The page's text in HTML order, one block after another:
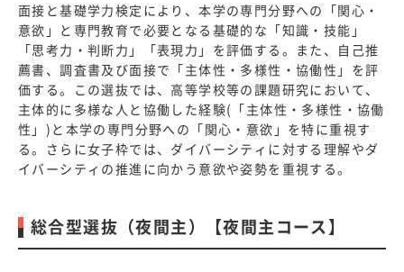
面接と基礎学力検定により、本学の専門分野への「関心・
意欲」と専門教育で必要となる基礎的な「知識・技能」
「思考力・判断力」「表現力」を評価する。また、自己推
薦書、調査書及び面接で「主体性・多様性・協働性」を評
価する。この選抜では、高等学校等の課題研究において、
主体的に多様な人と協働した経験(「主体性・多様性・協働
性」)と本学の専門分野への「関心・意欲」を特に重視す
る。さらに女子枠では、ダイバーシティに対する理解やダ
イバーシティの推進に向かう意欲や姿勢を重視する。
総合型選抜（夜間主）【夜間主コース】